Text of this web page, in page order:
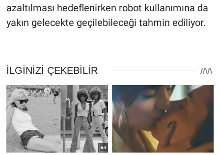
azaltılması hedeflenirken robot kullanımına da
yakın gelecekte geçilebileceği tahmin ediliyor.